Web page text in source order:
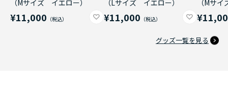
（Mサイズ イエロー）
¥11,000
（Lサイズ イエロー）
¥11,000
（Mサ
グッズ一覧を見る